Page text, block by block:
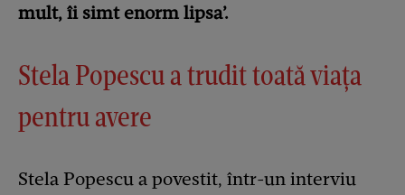
mult, îi simt enorm lipsa’.
Stela Popescu a trudit toată viața
pentru avere
Stela Popescu a povestit, într-un interviu